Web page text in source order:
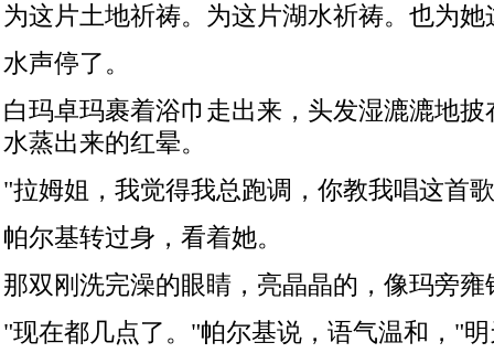
为这片土地祈祷。为这片湖水祈祷。也为她
水声停了。
白玛卓玛裹着浴巾走出来，头发湿漉漉地
水蒸出来的红晕。
"拉姆姐，我觉得我总跑调，你教我唱这首
帕尔基转过身，看着她。
那双刚洗完澡的眼睛，亮晶晶的，像玛旁
"现在都几点了。 "帕尔基说，语气温和， "